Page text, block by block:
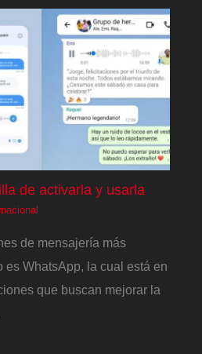
de activarla y usarla
de mensajería más
es WhatsApp, la cual está en
que buscan mejorar la